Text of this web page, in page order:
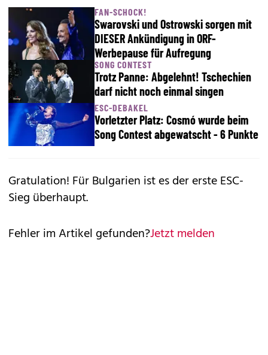
FAN-SCHOCK!
Swarovski und Ostrowski sorgen mit
DIESER Ankündigung in ORF-
Werbepause für Aufregung
SONG CONTEST
Trotz Panne: Abgelehnt! Tschechien
darf nicht noch einmal singen
ESC-DEBAKEL
Vorletzter Platz: Cosmó wurde beim
Song Contest abgewatscht - 6 Punkte
Gratulation! Für Bulgarien ist es der erste ESC-
Sieg überhaupt.
Fehler im Artikel gefunden?Jetzt melden